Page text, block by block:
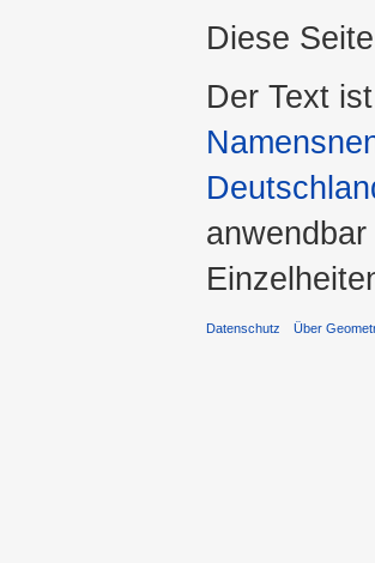
Diese
Der Text
Datenschutz Über